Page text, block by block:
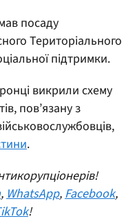
посаду
Територіального
підтримки.
викрили схему
пов’язану з
.
, WhatsApp, Facebook,
!